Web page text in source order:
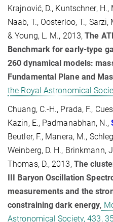
Krajnović, D., Kuntschner,
Naab, T., Oosterloo, T., Sarzi,
& Young, L. M., 2013,The
Benchmark for early-type
260 dynamical models:
Fundamental Plane and
the Royal Astronomical
Chuang, C.-H., Prada, F.,
Kazin, E., Padmanabhan, N.,
Beutler, F., Manera, M.,
Weinberg, D. H., Brinkmann,
Thomas, D., 2013, The
III Baryon Oscillation
measurements and the
constraining dark energy,
Astronomical Society, 433,